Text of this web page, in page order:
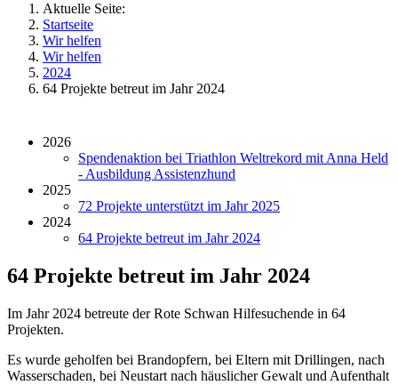
Aktuelle Seite:
Startseite
Wir helfen
Wir helfen
2024
64 Projekte betreut im Jahr 2024
2026
Spendenaktion bei Triathlon Weltrekord mit Anna Held
- Ausbildung Assistenzhund
2025
72 Projekte unterstützt im Jahr 2025
2024
64 Projekte betreut im Jahr 2024
64 Projekte betreut im Jahr 2024
Im Jahr 2024 betreute der Rote Schwan Hilfesuchende in 64
Projekten.
Es wurde geholfen bei Brandopfern, bei Eltern mit Drillingen, nach
Wasserschaden, bei Neustart nach häuslicher Gewalt und Aufenthalt